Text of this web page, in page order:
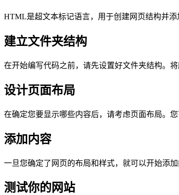
HTML是超文本标记语言，用于创建网页结构并
建立文件夹结构
在开始编写代码之前，请先设置好文件夹结构。
设计页面布局
在确定您要显示哪些内容后，请考虑页面布局。
添加内容
一旦您确定了网页的布局和样式，就可以开始添
测试你的网站